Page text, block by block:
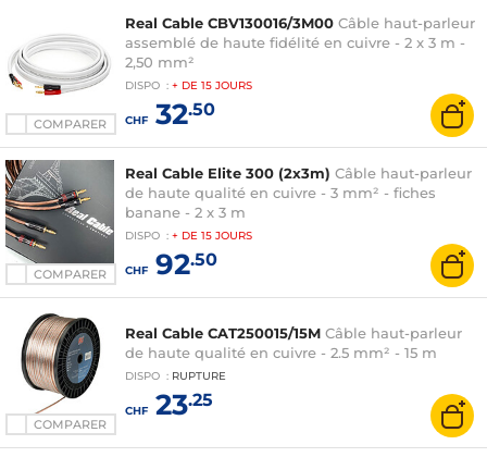
COMPARER
Real Cable CBV130016/3M00 Câble haut-parleur
assemblé de haute fidélité en cuivre - 2 x 3 m -
2,50 mm²
DISPO : + DE 15 JOURS
CHF32.50
COMPARER
Real Cable Elite 300 (2x3m) Câble haut-parleur
de haute qualité en cuivre - 3 mm² - fiches
banane - 2 x 3 m
DISPO : + DE 15 JOURS
CHF92.50
COMPARER
Real Cable CAT250015/15M Câble haut-parleur
de haute qualité en cuivre - 2.5 mm² - 15 m
DISPO : RUPTURE
CHF23.25